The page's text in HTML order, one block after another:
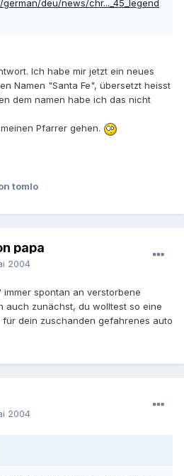
deu/news/chr..._45_legend
Ich habe mir jetzt ein neues
Namen "Santa Fe", übersetzt heisst
dem namen habe ich das nicht
Pfarrer gehen.
tomlo
papa
2004
spontan an verstorbene
auch zunächst, du wolltest so eine
dein zuschanden gefahrenes auto
2004